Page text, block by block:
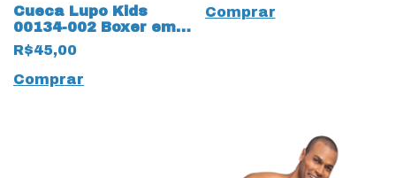
Cueca Lupo Kids
00134-002 Boxer em
Tecido Modal 17256
R$45,00
Comprar
Comprar